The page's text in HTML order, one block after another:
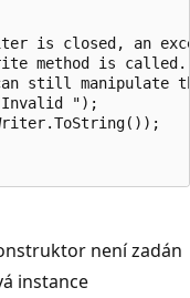
is closed, an
method is
still manipulate
");
není zadán
instance